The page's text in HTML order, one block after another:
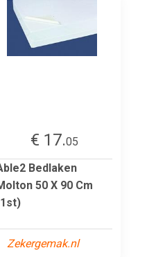
€ 17.05
Bedlaken
50 X 90 Cm
Zekergemak.nl